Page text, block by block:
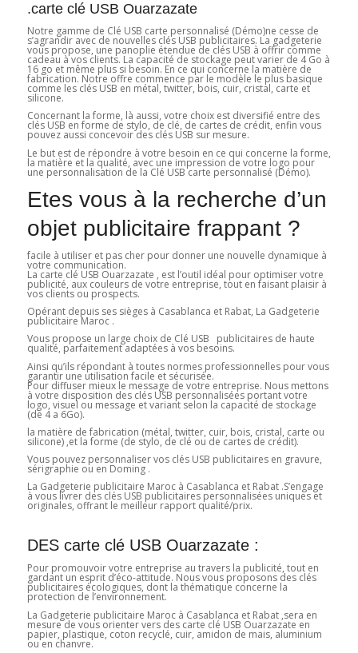
.carte clé USB Ouarzazate
Notre gamme de Clé USB carte personnalisé (Démo)ne cesse de
s’agrandir avec de nouvelles clés USB publicitaires. La gadgeterie
vous propose, une panoplie étendue de clés USB à offrir comme
cadeau à vos clients. La capacité de stockage peut varier de 4 Go à
16 go et même plus si besoin. En ce qui concerne la matière de
fabrication. Notre offre commence par le modèle le plus basique
comme les clés USB en métal, twitter, bois, cuir, cristal, carte et
silicone.
Concernant la forme, là aussi, votre choix est diversifié entre des
clés USB en forme de stylo, de clé, de cartes de crédit, enfin vous
pouvez aussi concevoir des clés USB sur mesure.
Le but est de répondre à votre besoin en ce qui concerne la forme,
la matière et la qualité, avec une impression de votre logo pour
une personnalisation de la Clé USB carte personnalisé (Démo).
Etes vous à la recherche d’un
objet publicitaire frappant ?
facile à utiliser et pas cher pour donner une nouvelle dynamique à
votre communication.
La carte clé USB Ouarzazate , est l’outil idéal pour optimiser votre
publicité, aux couleurs de votre entreprise, tout en faisant plaisir à
vos clients ou prospects.
Opérant depuis ses sièges à Casablanca et Rabat, La Gadgeterie
publicitaire Maroc .
Vous propose un large choix de Clé USB publicitaires de haute
qualité, parfaitement adaptées à vos besoins.
Ainsi qu’ils répondant à toutes normes professionnelles pour vous
garantir une utilisation facile et sécurisée.
Pour diffuser mieux le message de votre entreprise. Nous mettons
à votre disposition des clés USB personnalisées portant votre
logo, visuel ou message et variant selon la capacité de stockage
(de 4 a 6Go).
la matière de fabrication (métal, twitter, cuir, bois, cristal, carte ou
silicone) ,et la forme (de stylo, de clé ou de cartes de crédit).
Vous pouvez personnaliser vos clés USB publicitaires en gravure,
sérigraphie ou en Doming .
La Gadgeterie publicitaire Maroc à Casablanca et Rabat .S’engage
à vous livrer des clés USB publicitaires personnalisées uniques et
originales, offrant le meilleur rapport qualité/prix.
DES carte clé USB Ouarzazate :
Pour promouvoir votre entreprise au travers la publicité, tout en
gardant un esprit d’éco-attitude. Nous vous proposons des clés
publicitaires écologiques, dont la thématique concerne la
protection de l’environnement.
La Gadgeterie publicitaire Maroc à Casablanca et Rabat ,sera en
mesure de vous orienter vers des carte clé USB Ouarzazate en
papier, plastique, coton recyclé, cuir, amidon de mais, aluminium
ou en chanvre.